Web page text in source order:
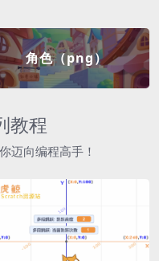
角色（png）
教程
迈向编程高手！